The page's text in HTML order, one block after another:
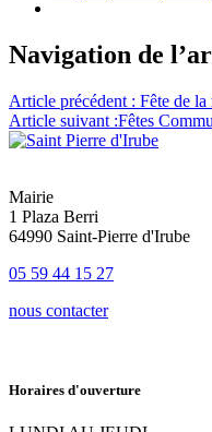
Navigation de
Article précédent : Fête de
Article suivant :Fêtes
Mairie
1 Plaza Berri
64990 Saint-Pierre d'Irube
05 59 44 15 27
nous contacter
Horaires d'ouverture